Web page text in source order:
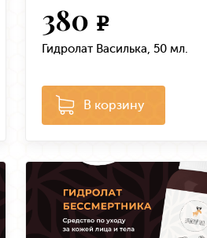
380 e
Гидролат Василька, 50 мл.
В корзину